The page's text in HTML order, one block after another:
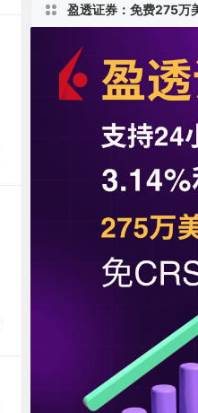
盈透证券：免费275万